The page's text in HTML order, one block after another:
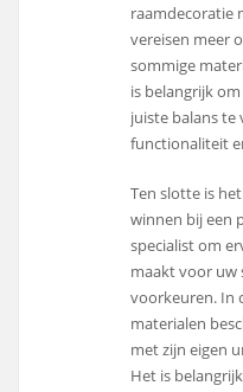
raamdecoratie
vereisen meer
sommige
is belangrijk
juiste balans te
functionaliteit
Ten slotte is
winnen bij een
specialist om
maakt voor uw
voorkeuren. In
materialen
met zijn eigen
Het is